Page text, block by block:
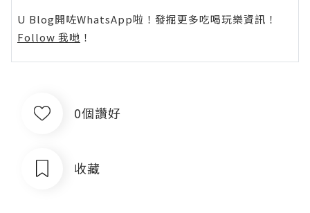
U Blog開咗WhatsApp啦！發掘更多吃喝玩樂資訊！
Follow 我哋 ！
0個讚好
收藏